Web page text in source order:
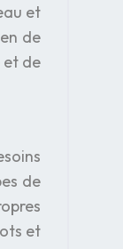
et
de
et de
de
et